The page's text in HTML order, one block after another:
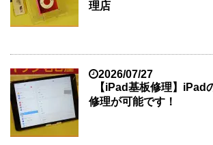
理店
2026/07/27
【iPad基板修理】iPad
修理が可能です！